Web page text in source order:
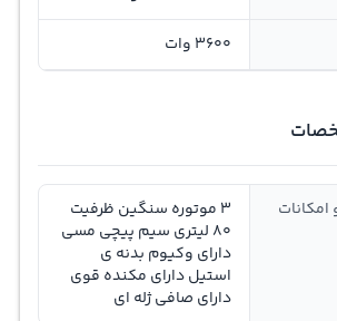
3600 وات
3 موتوره سنگین ظرفیت
80 لیتری سیم پیچی مسی
دارای وکیوم بدنه ی
استیل دارای مکنده قوی
دارای صافی ژله ای